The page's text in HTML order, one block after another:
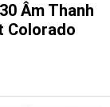
Âm Thanh
Colorado